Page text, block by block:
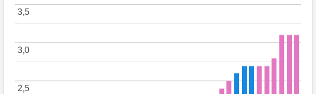
2,5
2,5
3,0
3,0
3,5
3,5